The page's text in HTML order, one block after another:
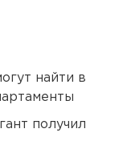
найти в
получил